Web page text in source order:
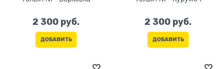
2 300 руб.
ДОБАВИТЬ
2 300 руб.
ДОБАВИТЬ